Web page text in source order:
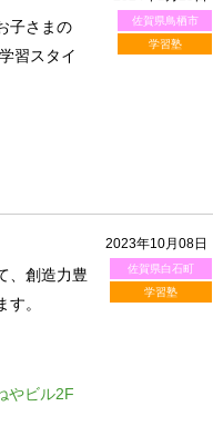
佐賀県鳥栖市
学習塾
子さまの
習スタイ
2023年10月08日
佐賀県白石町
学習塾
、創造力豊
。
やビル2F